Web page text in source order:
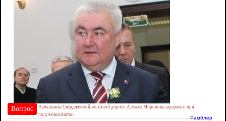
Вопрос
Начальника Свердловской железной дороги Алексея Миронова задержали при
получении взятки.
Рамблер